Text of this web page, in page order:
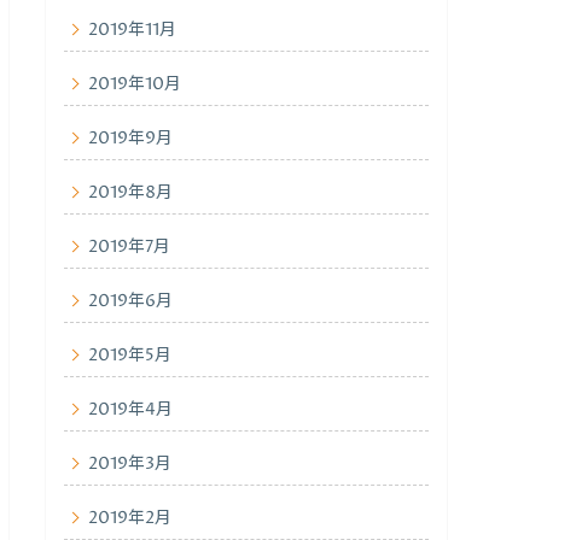
2019年11月
2019年10月
2019年9月
2019年8月
2019年7月
2019年6月
2019年5月
2019年4月
2019年3月
2019年2月